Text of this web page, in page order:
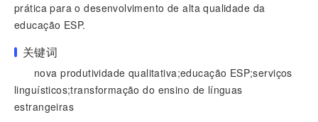
prática para o desenvolvimento de alta qualidade da
educação ESP.
关键词
nova produtividade qualitativa;educação ESP;serviços
linguísticos;transformação do ensino de línguas
estrangeiras